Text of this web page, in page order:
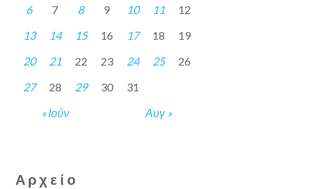
« Ιούν Αυγ »
6
7 8 9 10 11
12
13
14 15 16 17 18
19
20
21 22 23 24 25
26
27
28 29 30 31
Αρχείο